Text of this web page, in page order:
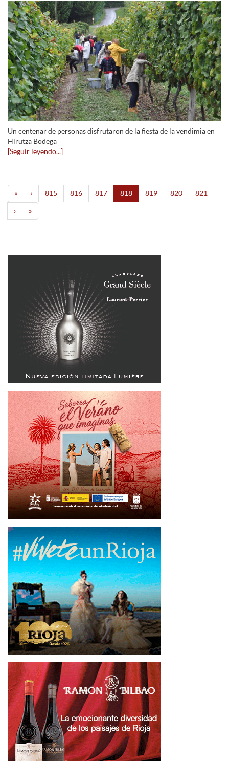
Un centenar de personas disfrutaron de la fiesta de la vendimia en
Hirutza Bodega
[Seguir leyendo...]
« ‹ 815 816 817 818 819 820
821
›
»